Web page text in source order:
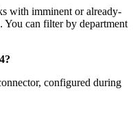
with imminent or already-
You can filter by department
configured during